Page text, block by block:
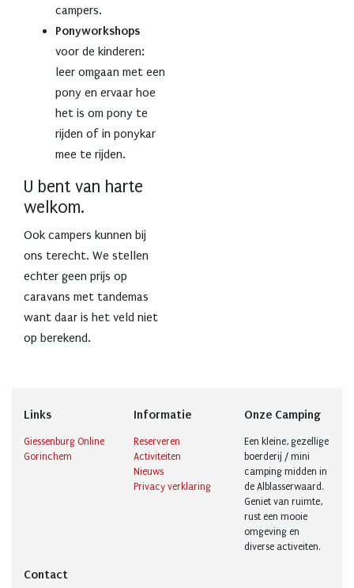
campers.
Ponyworkshops
voor de kinderen:
leer omgaan met een
pony en ervaar hoe
het is om pony te
rijden of in ponykar
mee te rijden.
U bent van harte
welkom.
Ook campers kunnen bij
ons terecht. We stellen
echter geen prijs op
caravans met tandemas
want daar is het veld niet
op berekend.
Links
Giessenburg Online
Gorinchem
Informatie
Reserveren
Activiteiten
Nieuws
Privacy verklaring
Onze Camping
Een kleine, gezellige
boerderij / mini
camping midden in
de Alblasserwaard.
Geniet van ruimte,
rust een mooie
omgeving en
diverse activeiten.
Contact